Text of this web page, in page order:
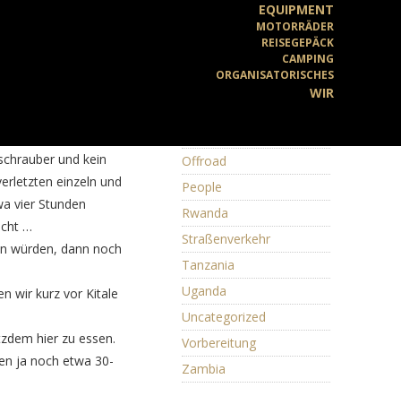
EQUIPMENT
MOTORRÄDER
REISEGEPÄCK
CAMPING
ORGANISATORISCHES
WIR
und kein
einzeln und
vier Stunden
…
würden, dann noch
wir kurz vor Kitale
hier zu essen.
ja noch etwa 30-
Malawi
Offroad
People
Rwanda
Straßenverkehr
Tanzania
Uganda
Uncategorized
Vorbereitung
Zambia